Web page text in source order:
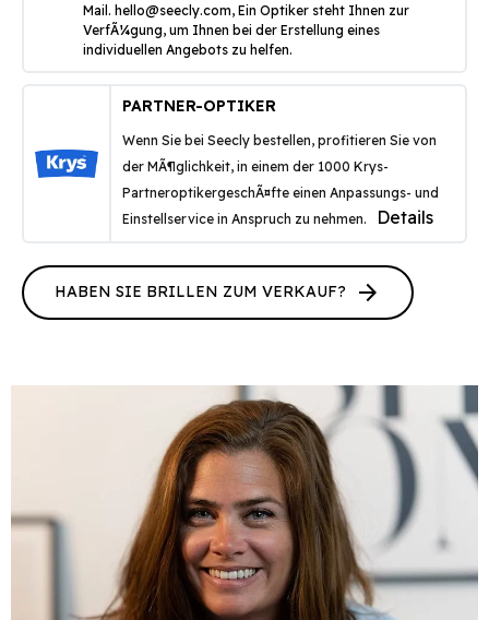
Mail. hello@seecly.com, Ein Optiker steht Ihnen zur
VerfÃ¼gung, um Ihnen bei der Erstellung eines
individuellen Angebots zu helfen.
PARTNER-OPTIKER
Wenn Sie bei Seecly bestellen, profitieren Sie von
der MÃ¶glichkeit, in einem der 1000 Krys-
PartneroptikergeschÃ¤fte einen Anpassungs- und
Einstellservice in Anspruch zu nehmen.
Details
HABEN SIE BRILLEN ZUM VERKAUF? arrow_forward